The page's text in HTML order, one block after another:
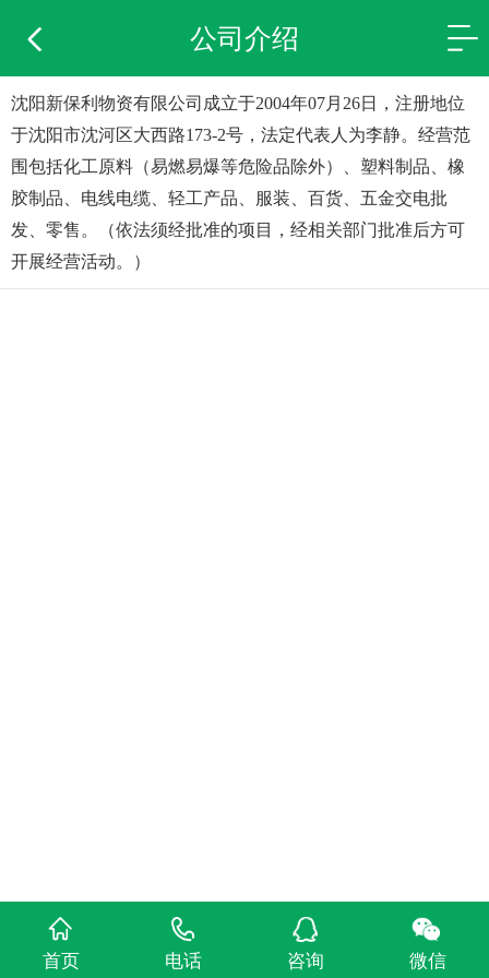
公司介绍
沈阳新保利物资有限公司成立于2004年07月26日，注册地位
于沈阳市沈河区大西路173-2号，法定代表人为李静。经营范
围包括化工原料（易燃易爆等危险品除外）、塑料制品、橡
胶制品、电线电缆、轻工产品、服装、百货、五金交电批
发、零售。（依法须经批准的项目，经相关部门批准后方可
开展经营活动。）
发表评论
首页 电话 咨询 微信